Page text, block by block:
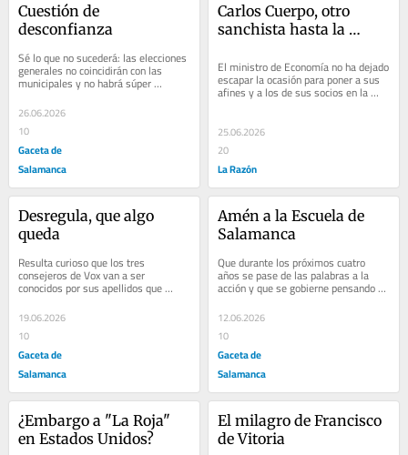
Cuestión de
desconfianza
Sé lo que no sucederá: las elecciones
generales no coincidirán con las
municipales y no habrá súper
domingo electoral
26.06.2026
10
Gaceta de
Salamanca
Carlos Cuerpo, otro
sanchista hasta la
El ministro de Economía no ha dejado
escapar la ocasión para poner a sus
afines y a los de sus socios en la
Comisión Nacional de los Mercados y
25.06.2026
20
La Razón
Desregula, que algo
queda
Resulta curioso que los tres
consejeros de Vox van a ser
conocidos por sus apellidos que
comienzan por «P»
19.06.2026
10
Gaceta de
Salamanca
Amén a la Escuela de
Salamanca
Que durante los próximos cuatro
años se pase de las palabras a la
acción y que se gobierne pensando en
las personas
12.06.2026
10
Gaceta de
Salamanca
¿Embargo a "La Roja"
en Estados Unidos?
El milagro de Francisco
de Vitoria